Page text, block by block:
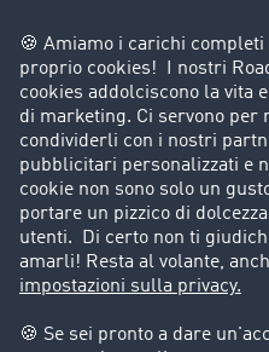
Azienda
Porta un nuovo cliente
Storie di successo
Informazioni legali
Note legali